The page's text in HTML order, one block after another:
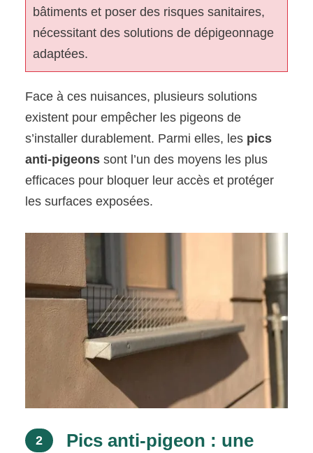
bâtiments et poser des risques sanitaires,
nécessitant des solutions de dépigeonnage
adaptées.
Face à ces nuisances, plusieurs solutions
existent pour empêcher les pigeons de
s’installer durablement. Parmi elles, les pics
anti-pigeonssont l’un des moyens les plus
efficaces pour bloquer leur accès et protéger
les surfaces exposées.
2
Pics anti-pigeon : une